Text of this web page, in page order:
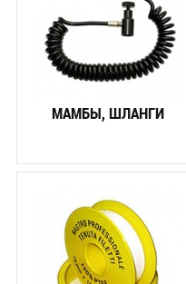
МАМБЫ, ШЛАНГИ